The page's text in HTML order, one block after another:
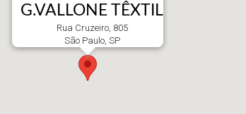
G.VALLONE TÊXTIL
Rua Cruzeiro, 805
São Paulo, SP